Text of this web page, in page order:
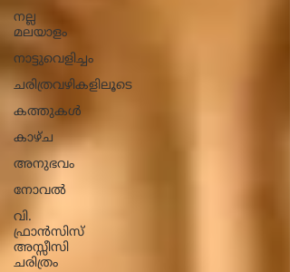
നല്ല
മലയാളം
നാട്ടുവെളിച്ചം
ചരിത്രവഴികളിലൂടെ
കത്തുകൾ
കാഴ്ച
അനുഭവം
നോവല്‍
വി.
ഫ്രാൻസിസ്
അസ്സീസി
ചരിത്രം